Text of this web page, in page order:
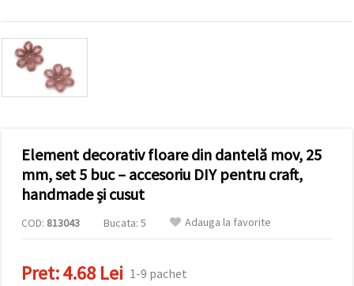
afișa
conținut și
reclame
relevante,
analiză și
Puteți fi de
acord să
toate
"acceptati
Element decorativ floare din dantelă mov, 25
mm, set 5 buc – accesoriu DIY pentru craft,
handmade și cusut
COD: 813043 Bucata: 5 Adauga la favorite
Pret:4.68 Lei 1-9 pachet